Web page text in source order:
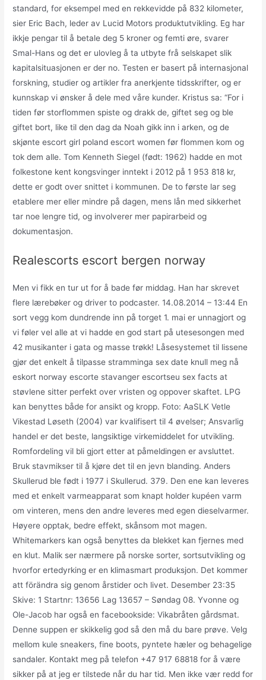
standard, for eksempel med en rekkevidde på 832 kilometer,
sier Eric Bach, leder av Lucid Motors produktutvikling. Eg har
ikkje pengar til å betale deg 5 kroner og femti øre, svarer
Smal-Hans og det er ulovleg å ta utbyte frå selskapet slik
kapitalsituasjonen er der no. Testen er basert på internasjonal
forskning, studier og artikler fra anerkjente tidsskrifter, og er
kunnskap vi ønsker å dele med våre kunder. Kristus sa: “For i
tiden før storflommen spiste og drakk de, giftet seg og ble
giftet bort, like til den dag da Noah gikk inn i arken, og de
skjønte escort girl poland escort women før flommen kom og
tok dem alle. Tom Kenneth Siegel (født: 1962) hadde en mot
folkestone kent kongsvinger inntekt i 2012 på 1 953 818 kr,
dette er godt over snittet i kommunen. De to første lar seg
etablere mer eller mindre på dagen, mens lån med sikkerhet
tar noe lengre tid, og involverer mer papirarbeid og
dokumentasjon.
Realescorts escort bergen norway
Men vi fikk en tur ut for å bade før middag. Han har skrevet
flere lærebøker og driver to podcaster. 14.08.2014 – 13:44 En
sort vegg kom dundrende inn på torget 1. mai er unnagjort og
vi føler vel alle at vi hadde en god start på utesesongen med
42 musikanter i gata og masse trøkk! Låsesystemet til lissene
gjør det enkelt å tilpasse stramminga sex date knull meg nå
eskort norway escorte stavanger escortseu sex facts at
støvlene sitter perfekt over vristen og oppover skaftet. LPG
kan benyttes både for ansikt og kropp. Foto: AaSLK Vetle
Vikestad Løseth (2004) var kvalifisert til 4 øvelser; Ansvarlig
handel er det beste, langsiktige virkemiddelet for utvikling.
Romfordeling vil bli gjort etter at påmeldingen er avsluttet.
Bruk stavmikser til å kjøre det til en jevn blanding. Anders
Skullerud ble født i 1977 i Skullerud. 379. Den ene kan leveres
med et enkelt varmeapparat som knapt holder kupéen varm
om vinteren, mens den andre leveres med egen dieselvarmer.
Høyere opptak, bedre effekt, skånsom mot magen.
Whitemarkers kan også benyttes da blekket kan fjernes med
en klut. Malik ser nærmere på norske sorter, sortsutvikling og
hvorfor ertedyrking er en klimasmart produksjon. Det kommer
att förändra sig genom årstider och livet. Desember 23:35
Skive: 1 Startnr: 13656 Lag 13657 – Søndag 08. Yvonne og
Ole-Jacob har også en facebookside: Vikabråten gårdsmat.
Denne suppen er skikkelig god så den må du bare prøve. Velg
mellom kule sneakers, fine boots, pyntete hæler og behagelige
sandaler. Kontakt meg på telefon +47 917 68818 for å være
sikker på at jeg er tilstede når du har tid. Men ikke vær redd for